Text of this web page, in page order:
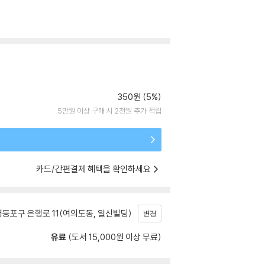
350원 (5%)
5만원 이상 구매 시 2천원 추가 적립
카드/간편결제 혜택을 확인하세요
포구 은행로 11(여의도동, 일신빌딩) 변경
유료 (도서 15,000원 이상 무료)